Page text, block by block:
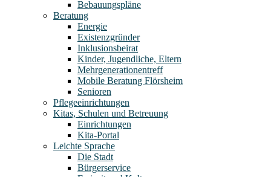
Bebauungspläne
Beratung
Energie
Existenzgründer
Inklusionsbeirat
Kinder, Jugendliche, Eltern
Mehrgenerationentreff
Mobile Beratung Flörsheim
Senioren
Pflegeeinrichtungen
Kitas, Schulen und Betreuung
Einrichtungen
Kita-Portal
Leichte Sprache
Die Stadt
Bürgerservice